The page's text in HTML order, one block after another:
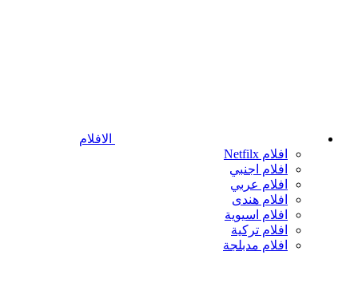
الافلام
افلام Netfilx
افلام اجنبي
افلام عربي
افلام هندى
افلام اسيوية
افلام تركية
افلام مدبلجة